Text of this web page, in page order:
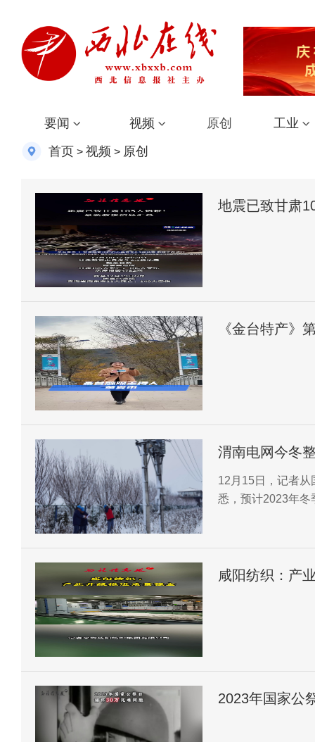
要闻 视频 原创 工业
首页 > 视频 > 原创
地震已致甘肃
《金台特产》
渭南电网今冬整体供需平稳
将达到320万
12月15日，记者
悉，预计2023年冬
咸阳纺织：产
2023年国家公